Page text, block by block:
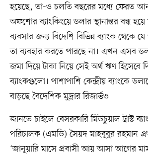
হয়েছে, তা-ও চলতি বছরের মধ্যে ফেরত
অফশোর ব্যাংকিংয়ে ডলার স্থানান্তর বন্ধ
ব্যবসার জন্য বিদেশি বিভিন্ন ব্যাংক থেকে
তা ব্যবহার করতে পারছে না। এখন এসব
জমা দিয়ে টাকা নিয়ে সেই অর্থ ঋণ হিসেবে
ব্যাংকগুলো। পাশাপাশি কেন্দ্রীয় ব্যাংকে
বাড়ছে বৈদেশিক মুদ্রার রিজার্ভও।
জানতে চাইলে বেসরকারি মিউচুয়াল ট্রাস্ট
পরিচালক (এমডি) সৈয়দ মাহবুবুর রহমান
‘জানুয়ারি মাসে প্রবাসী আয় আসা আগের